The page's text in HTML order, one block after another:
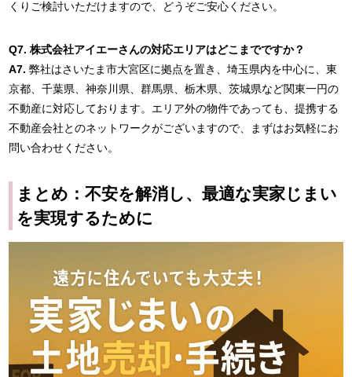
くりご検討いただけますので、どうぞご安心ください。
Q7. 株式会社アイエーさんの対応エリアはどこまでですか？
A7. 弊社はさいたま市大宮区に拠点を置き、埼玉県内を中心に、東
京都、千葉県、神奈川県、群馬県、栃木県、茨城県など関東一円の
不動産に対応しております。エリア外の物件であっても、提携する
不動産会社とのネットワークがございますので、まずはお気軽にお
問い合わせください。
まとめ：不安を解消し、最適な実家じまい
を実現するために